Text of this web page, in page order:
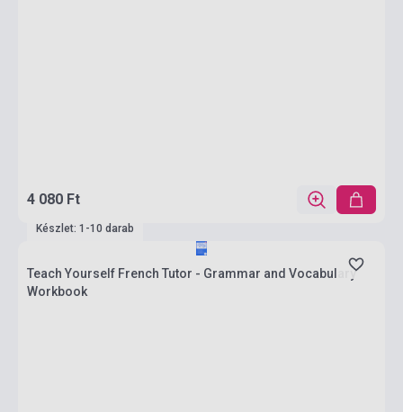
4 080 Ft
Készlet: 1-10 darab
Teach Yourself French Tutor - Grammar and Vocabulary
Workbook